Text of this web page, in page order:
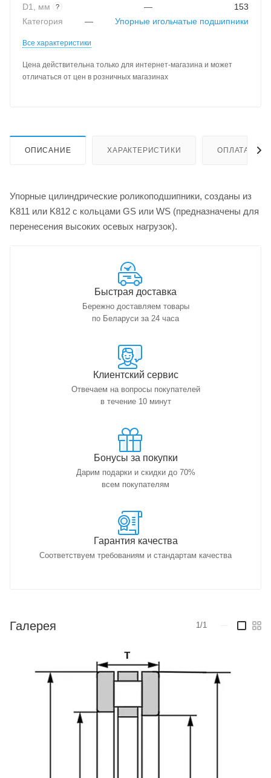
D1, мм
? —
153
Категория
— Упорные игольчатые подшипники
Все характеристики
Цена действительна только для интернет-магазина и может
отличаться от цен в розничных магазинах
ОПИСАНИЕ ХАРАКТЕРИСТИКИ ОПЛАТА
Упорные цилиндрические роликоподшипники, созданы из
K811 или K812 с кольцами GS или WS (предназначены для
перенесения высоких осевых нагрузок).
Быстрая доставка
Бережно доставляем товары
по Беларуси за 24 часа
Клиентский сервис
Отвечаем на вопросы покупателей
в течение 10 минут
Бонусы за покупки
Дарим подарки и скидки до 70%
всем покупателям
Гарантия качества
Соответствуем требованиям и стандартам качества
Галерея 1/1